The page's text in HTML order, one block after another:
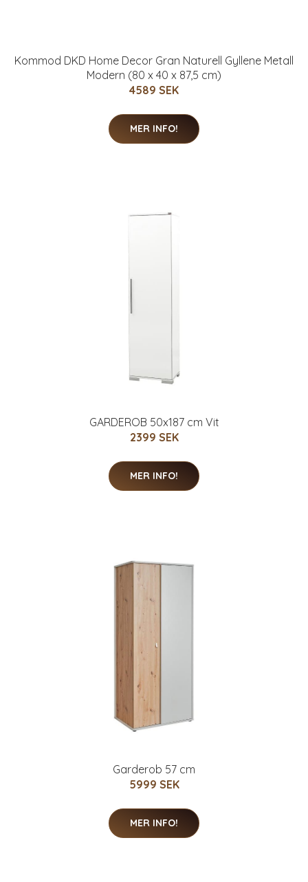
Kommod DKD Home Decor Gran Naturell Gyllene Metall
Modern (80 x 40 x 87,5 cm)
4589 SEK
MER INFO!
GARDEROB 50x187 cm Vit
2399 SEK
MER INFO!
Garderob 57 cm
5999 SEK
MER INFO!